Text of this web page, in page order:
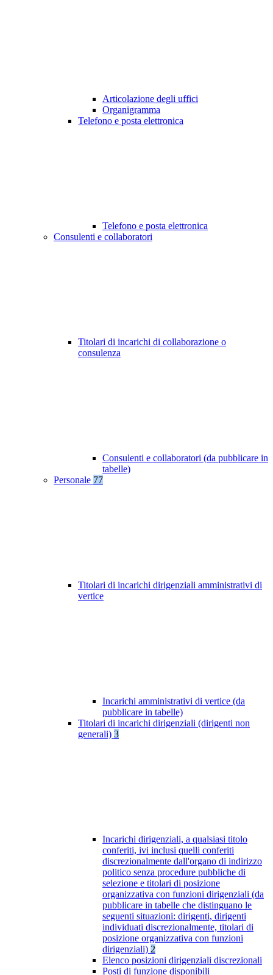
Articolazione degli uffici
Organigramma
Telefono e posta elettronica
Telefono e posta elettronica
Consulenti e collaboratori
Titolari di incarichi di collaborazione o
consulenza
Consulenti e collaboratori (da pubblicare in
tabelle)
Personale 77
Titolari di incarichi dirigenziali amministrativi di
vertice
Incarichi amministrativi di vertice (da
pubblicare in tabelle)
Titolari di incarichi dirigenziali (dirigenti non
generali) 3
Incarichi dirigenziali, a qualsiasi titolo
conferiti, ivi inclusi quelli conferiti
discrezionalmente dall'organo di indirizzo
politico senza procedure pubbliche di
selezione e titolari di posizione
organizzativa con funzioni dirigenziali (da
pubblicare in tabelle che distinguano le
seguenti situazioni: dirigenti, dirigenti
individuati discrezionalmente, titolari di
posizione organizzativa con funzioni
dirigenziali) 2
Elenco posizioni dirigenziali discrezionali
Posti di funzione disponibili